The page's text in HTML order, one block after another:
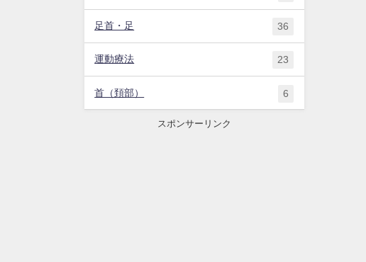
足首・足 36
運動療法 23
首（頚部） 6
スポンサーリンク